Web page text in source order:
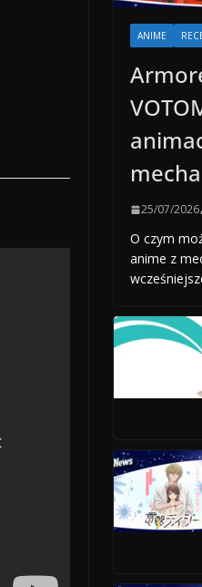
ANIME
mecha
25/07/2026
O czym
anime z